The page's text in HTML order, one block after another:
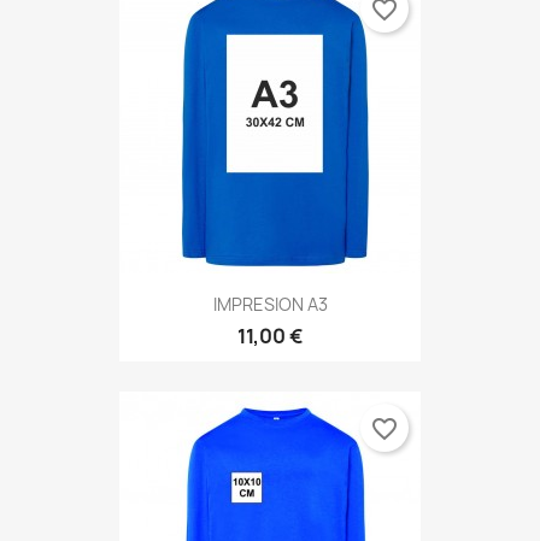
IMPRESION A3
11,00 €
favorite_border
favorite_border